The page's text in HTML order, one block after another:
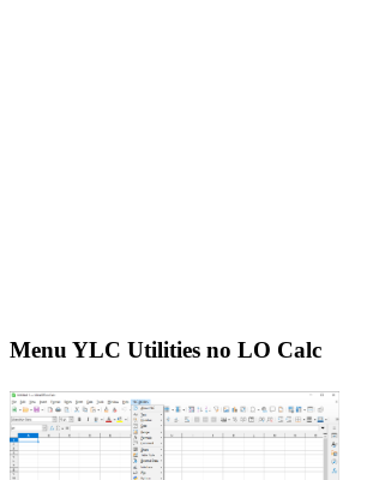
Menu YLC Utilities no LO Calc